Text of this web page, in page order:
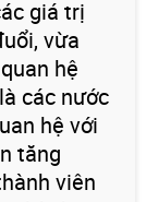
giá trị
vừa
hệ
các nước
hệ với
tăng
viên